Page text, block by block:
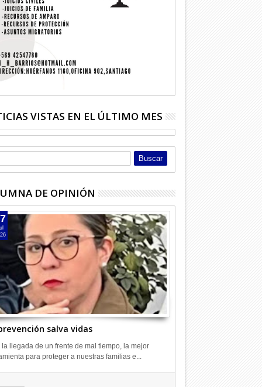
VISTAS EN EL ÚLTIMO MES
DE OPINIÓN
salva vidas
la llegada de un frente de mal tiempo, la mejor
para proteger a nuestras familias e...